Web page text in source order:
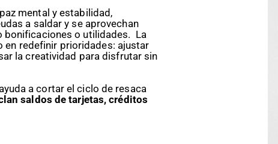
mental y estabilidad,
a saldar y se aprovechan
bonificaciones o utilidades. La
en redefinir prioridades: ajustar
la creatividad para disfrutar sin
a cortar el ciclo de resaca
saldos de tarjetas, créditos